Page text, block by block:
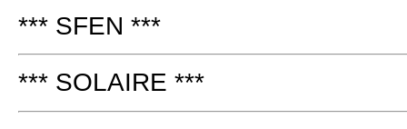
*** SFEN ***
*** SOLAIRE ***